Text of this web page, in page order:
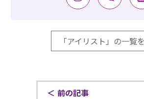
「アイリスト」の一覧
前の記事